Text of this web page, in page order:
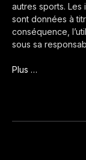
autres sports. Les
sont données à
conséquence,
sous sa
Plus …